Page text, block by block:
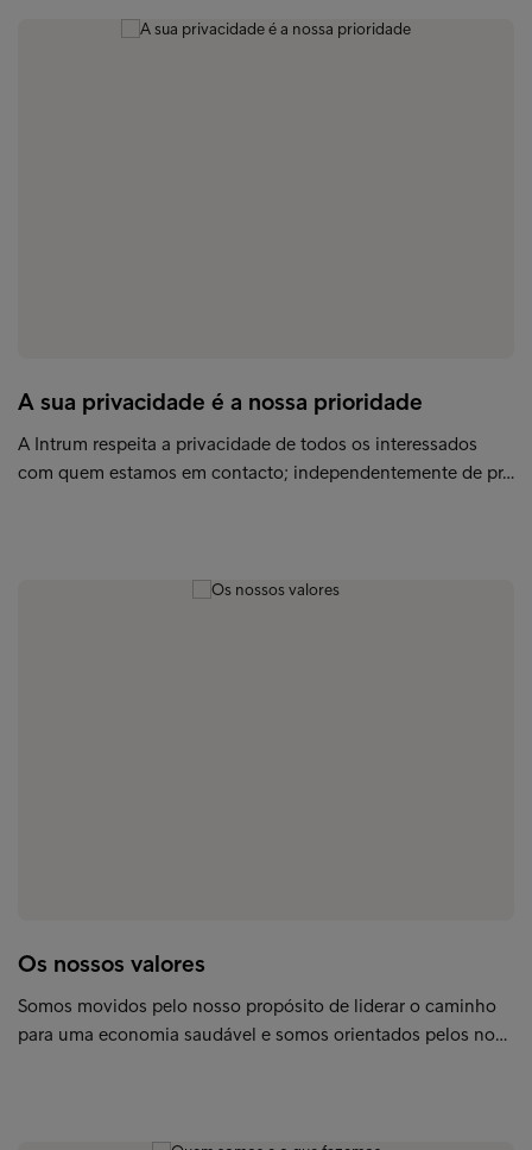
A sua privacidade é a nossa prioridade
A Intrum respeita a privacidade de todos os interessados
com quem estamos em contacto; independentemente de pr…
Os nossos valores
Somos movidos pelo nosso propósito de liderar o caminho
para uma economia saudável e somos orientados pelos no…